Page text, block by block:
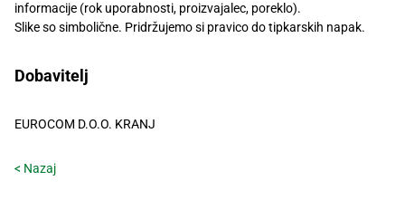
informacije (rok uporabnosti, proizvajalec, poreklo).
Slike so simbolične. Pridržujemo si pravico do tipkarskih napak.
Dobavitelj
EUROCOM D.O.O. KRANJ
< Nazaj